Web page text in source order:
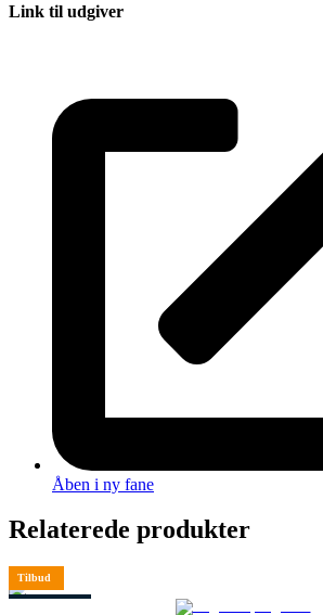
Link til udgiver
Åben i ny fane
Relaterede produkter
Tilbud